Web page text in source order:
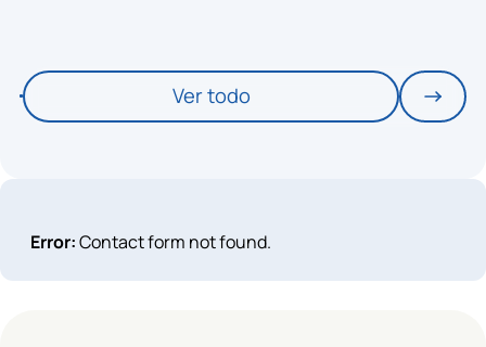
Ver todo
Error:Contact form not found.